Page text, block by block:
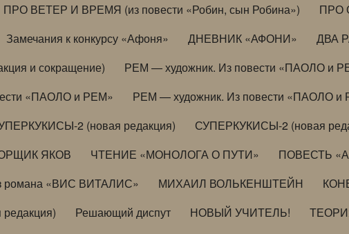
ПРО ВЕТЕР И ВРЕМЯ (из повести «Робин, сын Робина»)
ПРО
Замечания к конкурсу «Афоня» ДНЕВНИК «АФОНИ» ДВА
и сокращение)
РЕМ — художник. Из повести «ПАОЛО и
«ПАОЛО и РЕМ»
РЕМ — художник. Из повести «ПАОЛО и
2 (новая редакция) СУПЕРКУКИСЫ-2 (новая
ЯКОВ ЧТЕНИЕ «МОНОЛОГА О ПУТИ» ПОВЕСТЬ
романа «ВИС ВИТАЛИС»
МИХАИЛ ВОЛЬКЕНШТЕЙН
Решающий диспут НОВЫЙ УЧИТЕЛЬ!